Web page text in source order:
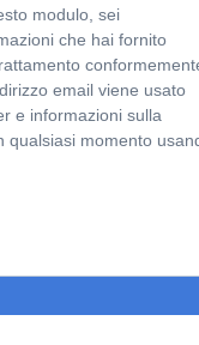
modulo, sei
che hai fornito
email viene usato
e informazioni sulla
qualsiasi momento